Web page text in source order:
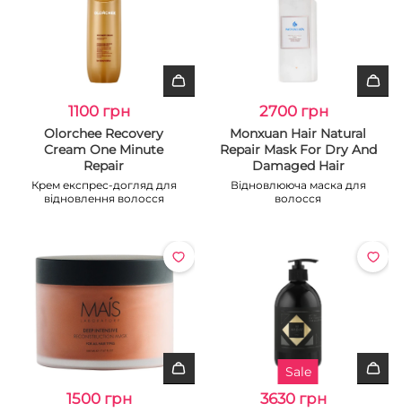
1100 грн
Olorchee Recovery
Cream One Minute
Repair
Крем експрес-догляд для
відновлення волосся
2700 грн
Monxuan Hair Natural
Repair Mask For Dry And
Damaged Hair
Відновлююча маска для
волосся
1500 грн
Sale
3630 грн